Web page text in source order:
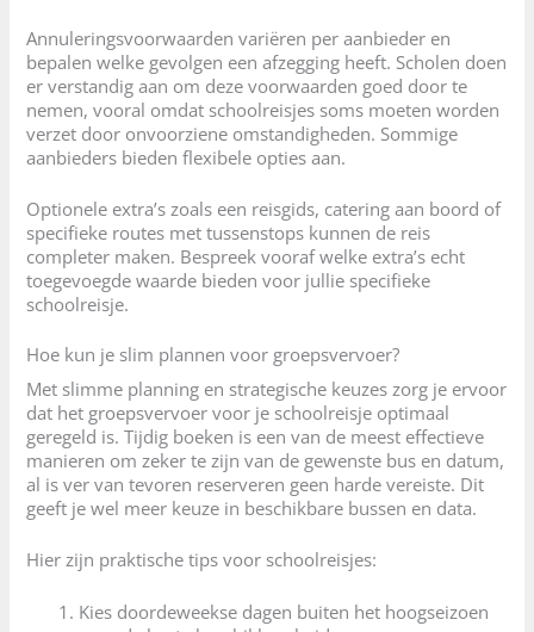
Annuleringsvoorwaarden variëren per aanbieder en
bepalen welke gevolgen een afzegging heeft. Scholen doen
er verstandig aan om deze voorwaarden goed door te
nemen, vooral omdat schoolreisjes soms moeten worden
verzet door onvoorziene omstandigheden. Sommige
aanbieders bieden flexibele opties aan.
Optionele extra’s zoals een reisgids, catering aan boord of
specifieke routes met tussenstops kunnen de reis
completer maken. Bespreek vooraf welke extra’s echt
toegevoegde waarde bieden voor jullie specifieke
schoolreisje.
Hoe kun je slim plannen voor groepsvervoer?
Met slimme planning en strategische keuzes zorg je ervoor
dat het groepsvervoer voor je schoolreisje optimaal
geregeld is. Tijdig boeken is een van de meest effectieve
manieren om zeker te zijn van de gewenste bus en datum,
al is ver van tevoren reserveren geen harde vereiste. Dit
geeft je wel meer keuze in beschikbare bussen en data.
Hier zijn praktische tips voor schoolreisjes:
Kies doordeweekse dagen buiten het hoogseizoen